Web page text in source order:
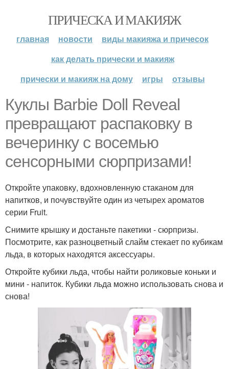
ПРИЧЕСКА И МАКИЯЖ
главная новости
виды макияжа и причесок
как делать прически и макияж
прически и макияж на дому
игры отзывы
Куклы Barbie Doll Reveal
превращают распаковку в
вечеринку с восемью
сенсорными сюрпризами!
Откройте упаковку, вдохновленную стаканом для
напитков, и почувствуйте один из четырех ароматов
серии Fruit.
Снимите крышку и достаньте пакетики - сюрпризы.
Посмотрите, как разноцветный слайм стекает по кубикам
льда, в которых находятся аксессуары.
Откройте кубики льда, чтобы найти роликовые коньки и
мини - напиток. Кубики льда можно использовать снова и
снова!